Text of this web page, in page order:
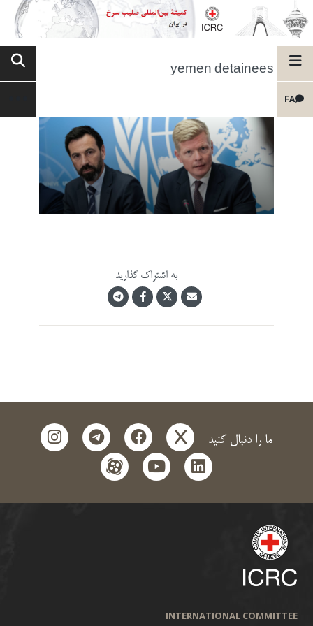
FA
yemen detainees
به اشتراک گذارید
ما را دنبال کنید x
facebook
telegram
instagram
linkedin
youtube
aparat
INTERNATIONAL COMMITTEE